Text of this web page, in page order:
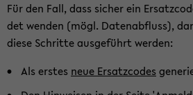
Für den Fall, dass si­cher ein
det wen­den (mögl. Da­ten­ab­fluss),
diese Schrit­te aus­ge­führt wer­den:
Als ers­tes neue Er­satz­codes